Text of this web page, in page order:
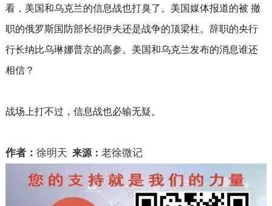
看，美国和乌克兰的信息战也打臭了。美国媒体报道的被 撤
职的俄罗斯国防部长绍伊夫还是战争的顶梁柱。辞职的央行
行长纳比乌琳娜普京的高参。美国和乌克兰发布的消息谁还
相信？
战场上打不过，信息战也必输无疑。
作者： 徐明天 来源： 老徐微记